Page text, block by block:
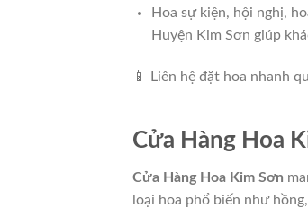
Hoa sự kiện, hội nghị,
Huyện Kim Sơn giúp
📱 Liên hệ đặt hoa nhanh
Cửa Hàng Hoa
Cửa Hàng Hoa Kim Sơn
loại hoa phổ biến như